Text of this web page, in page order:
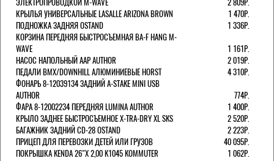
КРЫЛЬЯ УНИВЕРСАЛЬНЫЕ LASALLE ARIZONA BROWN
1 470Р.
ПОДНОЖКА ЗАДНЯЯ OSTAND
1 336Р.
КОРЗИНА ПЕРЕДНЯЯ БЫСТРОСЪЕМНАЯ BA-F HANG M-
WAVE
1 161Р.
НАСОС НАПОЛЬНЫЙ AAP AUTHOR
2 019Р.
ПЕДАЛИ BMX/DOWNHILL АЛЮМИНИЕВЫЕ HORST
4 310Р.
ФОНАРЬ 8-12039134 ЗАДНИЙ A-STAKE MINI USB
AUTHOR
774Р.
ФАРА 8-12002234 ПЕРЕДНЯЯ LUMINA AUTHOR
1 400Р.
КРЫЛО ЗАДНЕЕ БЫСТРОСЪЕМНОЕ X-TRA-DRY XL SKS
2 520Р.
БАГАЖНИК ЗАДНИЙ CD-28 OSTAND
2 223Р.
ПРИЦЕП ДЛЯ ПЕРЕВОЗКИ ДЕТЕЙ ИЛИ ГРУЗОВ
40 095Р.
ПОКРЫШКА KENDA 26"Х 2,00 K1045 KOMMUTER
1 062Р.